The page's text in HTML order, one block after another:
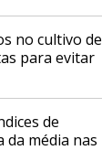
no cultivo de
para evitar
de
da média nas